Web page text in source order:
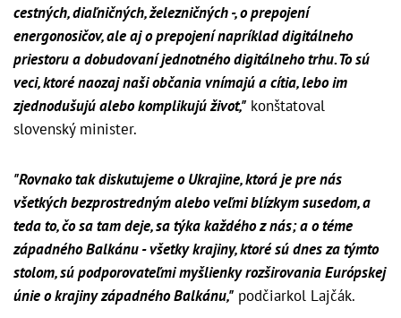
cestných, diaľničných, železničných -, o prepojení
energonosičov, ale aj o prepojení napríklad digitálneho
priestoru a dobudovaní jednotného digitálneho trhu. To sú
veci, ktoré naozaj naši občania vnímajú a cítia, lebo im
zjednodušujú alebo komplikujú život," konštatoval
slovenský minister.
"Rovnako tak diskutujeme o Ukrajine, ktorá je pre nás
všetkých bezprostredným alebo veľmi blízkym susedom, a
teda to, čo sa tam deje, sa týka každého z nás; a o téme
západného Balkánu - všetky krajiny, ktoré sú dnes za týmto
stolom, sú podporovateľmi myšlienky rozširovania Európskej
únie o krajiny západného Balkánu," podčiarkol Lajčák.